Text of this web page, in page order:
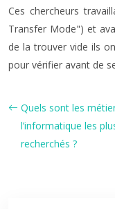
Ces chercheurs
Transfer Mode ) et
de la trouver vide ils
pour vérifier avant de
Quels sont les
l’informatique les
recherchés ?